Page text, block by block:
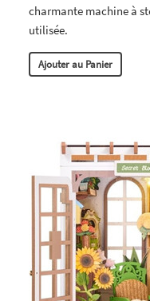
charmante machine à
utilisée.
Ajouter au Panier